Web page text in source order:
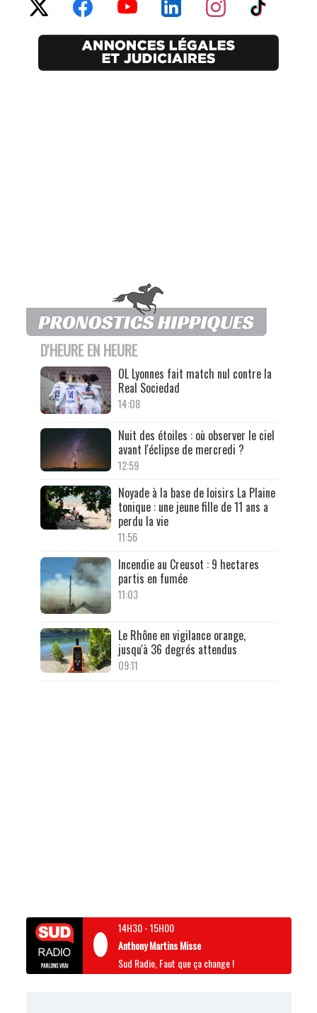
D'HEURE EN HEURE
OL Lyonnes fait match nul contre la
Real Sociedad
14:08
Nuit des étoiles : où observer le ciel
avant l'éclipse de mercredi ?
12:59
Noyade à la base de loisirs La Plaine
tonique : une jeune fille de 11 ans a
perdu la vie
11:56
Incendie au Creusot : 9 hectares
partis en fumée
11:03
Le Rhône en vigilance orange,
jusqu'à 36 degrés attendus
09:11
14H30-15H00
Anthony Martins Misse
Sud Radio, Faut que ça change !